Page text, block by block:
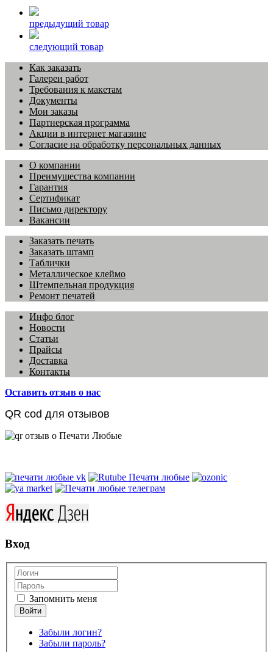
предыдущий товар
следующий товар
Как заказать
Галереи работ
Требования к макетам
Документы
Мои заказы
Партнерская программа
Акции в интернет магазине
Согласие на обработку персональных данных
О компании
Преимущества компании
Гарантия
Сертификат
Письмо директору
Вакансии
Заказать печать
Заказать штамп
Таблички
Металлическое клеймо
Штемпельная продукция
Ремонт печатей
Инфо блог
Новости
Статьи
Прайсы
Доставка
Контакты
Оставить отзыв о нас
QR cod для отзывов
Вход
Запомнить меня
Забыли логин?
Забыли пароль?